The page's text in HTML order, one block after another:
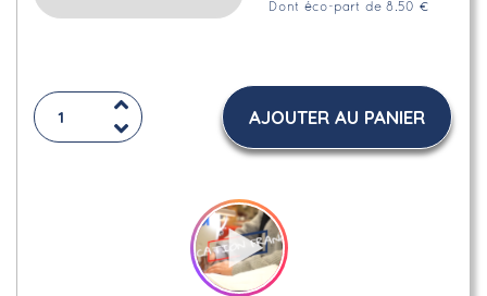
Dont éco-part de 8.50 €
AJOUTER AU PANIER